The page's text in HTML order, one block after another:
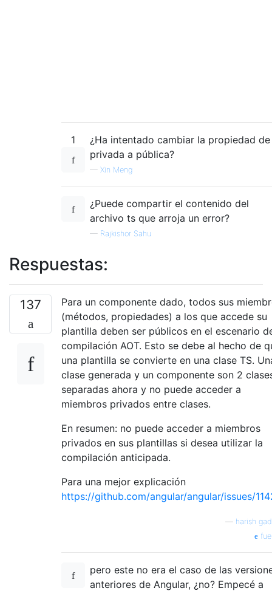
1
¿Ha intentado cambiar la propiedad de
privada a pública?
— Xin Meng
¿Puede compartir el contenido del
archivo ts que arroja un error?
— Rajkishor Sahu
Respuestas:
137
Para un componente dado, todos sus
(métodos, propiedades) a los que accede su
plantilla deben ser públicos en el escenario
compilación AOT. Esto se debe al hecho de
una plantilla se convierte en una clase TS.
clase generada y un componente son 2
separadas ahora y no puede acceder a
miembros privados entre clases.
En resumen: no puede acceder a miembros
privados en sus plantillas si desea utilizar la
compilación anticipada.
Para una mejor explicación
https://github.com/angular/angular/issues/
harish
pero este no era el caso de las
anteriores de Angular, ¿no? Empecé a